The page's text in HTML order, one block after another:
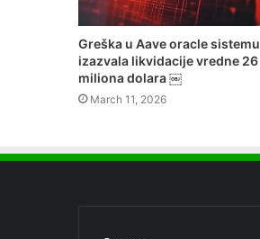
Greška u Aave oracle sistemu
izazvala likvidacije vredne 26
miliona dolara ￼
March 11, 2026